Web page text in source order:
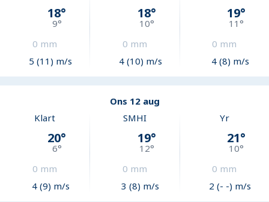
18°
9°
0 mm
5 (11) m/s
18°
10°
0 mm
4 (10) m/s
19°
11°
0 mm
4 (8) m/s
Ons 12 aug
Klart
20°
6°
0 mm
4 (9) m/s
SMHI
19°
12°
0 mm
3 (8) m/s
Yr
21°
10°
0 mm
2 (- -) m/s